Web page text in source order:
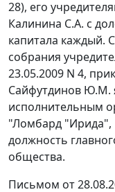
28), его
Калинина С.А. с
капитала каждый.
собрания
23.05.2009 N 4,
Сайфутдинов Ю.М.
исполнительным
"Ломбард "Ирида",
должность
общества.
Письмом от